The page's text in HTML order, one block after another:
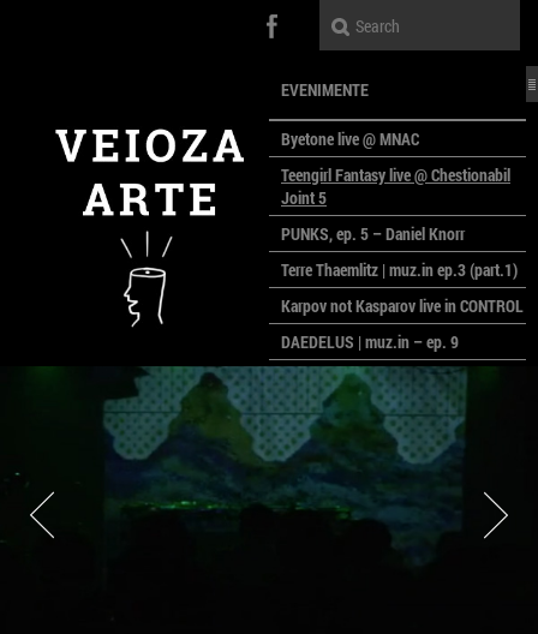
EVENIMENTE
Byetone live @ MNAC
Teengirl Fantasy live @ Chestionabil
Joint 5
PUNKS, ep. 5 – Daniel Knorr
Terre Thaemlitz | muz.in ep.3 (part.1)
Karpov not Kasparov live in CONTROL
DAEDELUS | muz.in – ep. 9
LALELE, LALELE – prima premieră a
anului la MACAZ
CinePOLSKA – filme poloneze la
București
PEOPLE OF ROMANIA se lansează la
galeria Simeza
All Stars For Outernational